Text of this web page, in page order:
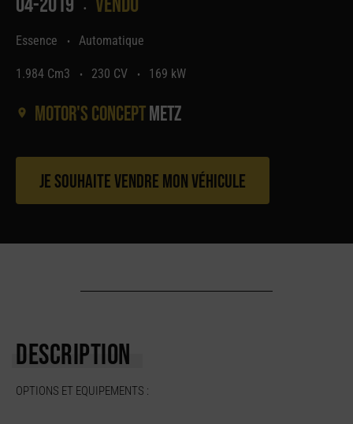
•
Essence • Automatique
1.984 Cm3 • 230 CV • 169 kW
Motor's conceptMetz
Je souhaite vendre mon véhicule
DESCRIPTION
OPTIONS ET EQUIPEMENTS :